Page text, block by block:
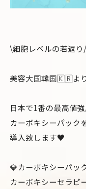
\細胞レベルの若返り/
美容大国韓国🇰🇷よ
日本で1番の最高値
カーボキシーパック
導入致します♥
💎カーボキシーパッ
カーボキシーセラピ